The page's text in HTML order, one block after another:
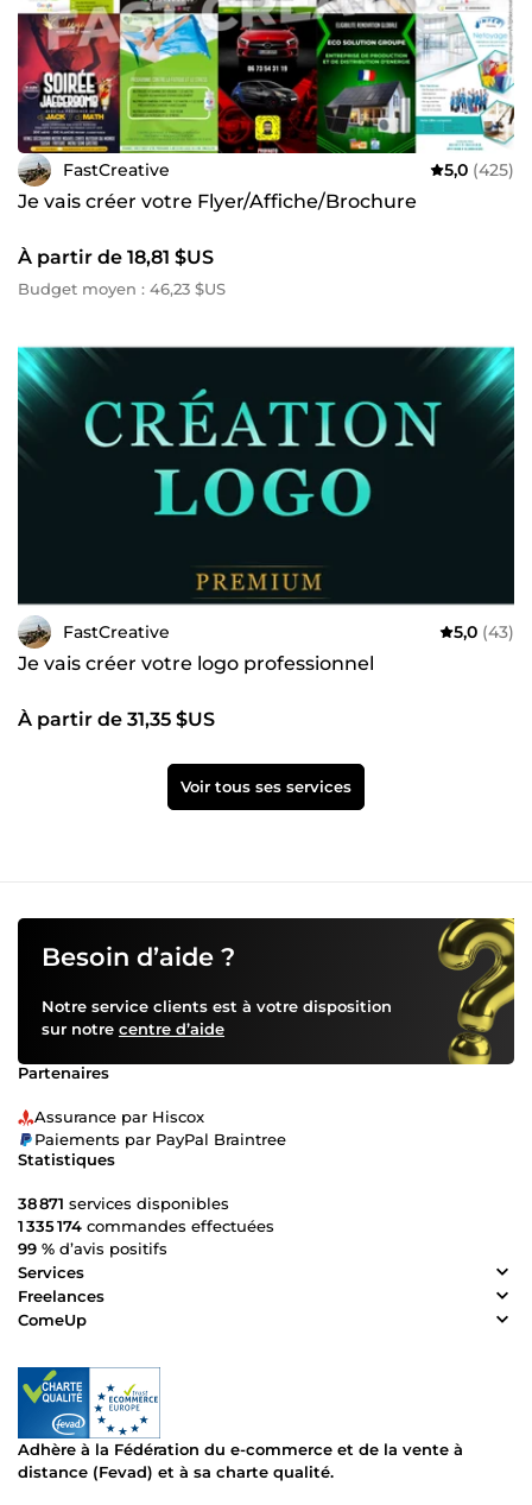
FastCreative 5,0 (425)
Je vais créer votre Flyer/Affiche/Brochure
À partir de 18,81 $US
Budget moyen : 46,23 $US
FastCreative 5,0 (43)
Je vais créer votre logo professionnel
À partir de 31,35 $US
Voir tous ses services
Besoin d’aide ?
Notre service clients est à votre disposition
sur notre centre d’aide
Partenaires
Assurance par Hiscox
Paiements par PayPal Braintree
Statistiques
38 871 services disponibles
1 335 174 commandes effectuées
99 % d’avis positifs
Services
Freelances
ComeUp
Adhère à la Fédération du e-commerce et de la vente à
distance (Fevad) et à sa charte qualité.